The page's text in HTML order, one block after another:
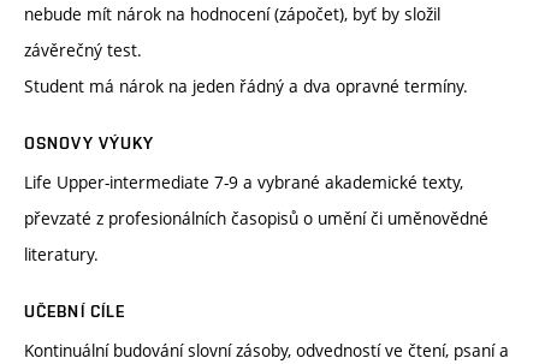
nebude mít nárok na hodnocení (zápočet), byť by složil
závěrečný test.
Student má nárok na jeden řádný a dva opravné termíny.
OSNOVY VÝUKY
Life Upper-intermediate 7-9 a vybrané akademické texty,
převzaté z profesionálních časopisů o umění či uměnovědné
literatury.
UČEBNÍ CÍLE
Kontinuální budování slovní zásoby, odvedností ve čtení, psaní a